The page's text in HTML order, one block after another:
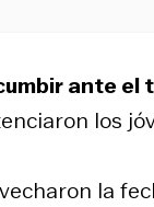
ante
los
la